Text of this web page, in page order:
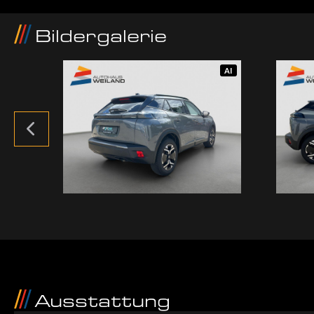
Bildergalerie
AI
Ausstattung